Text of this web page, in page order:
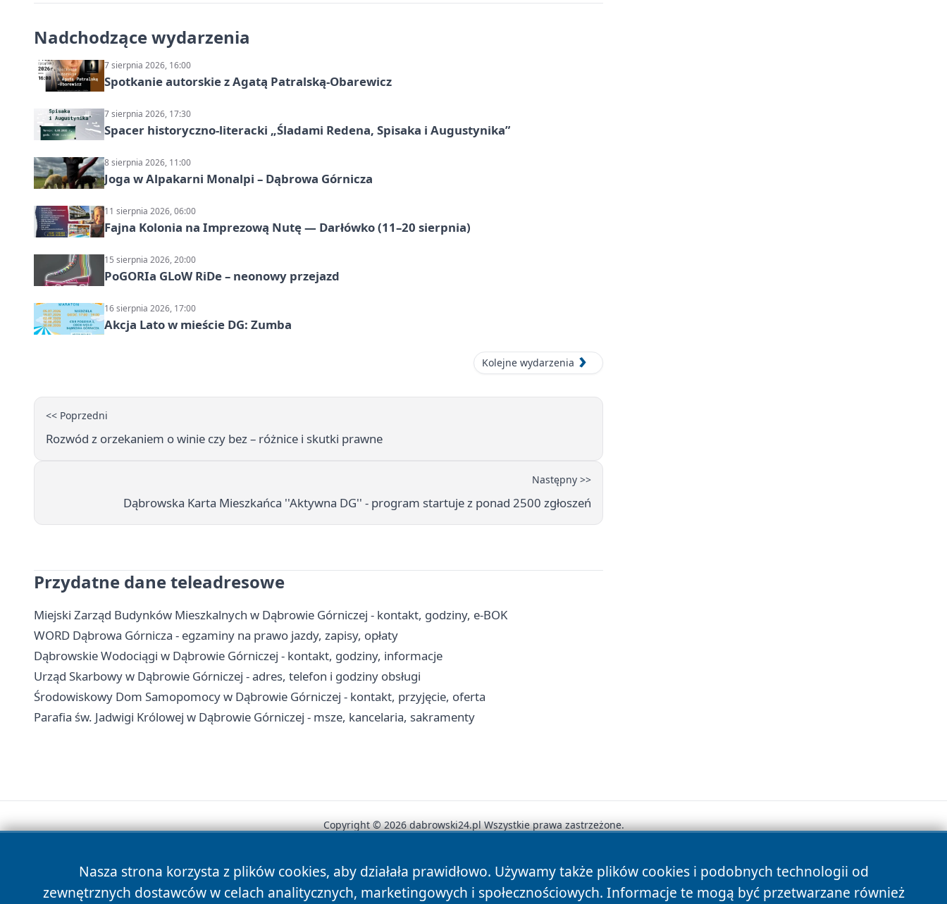
Nadchodzące wydarzenia
7 sierpnia 2026, 16:00
Spotkanie autorskie z Agatą Patralską-Obarewicz
7 sierpnia 2026, 17:30
Spacer historyczno-literacki „Śladami Redena, Spisaka i Augustynika”
8 sierpnia 2026, 11:00
Joga w Alpakarni Monalpi – Dąbrowa Górnicza
11 sierpnia 2026, 06:00
Fajna Kolonia na Imprezową Nutę — Darłówko (11–20 sierpnia)
15 sierpnia 2026, 20:00
PoGORIa GLoW RiDe – neonowy przejazd
16 sierpnia 2026, 17:00
Akcja Lato w mieście DG: Zumba
Kolejne wydarzenia
<< Poprzedni
Rozwód z orzekaniem o winie czy bez – różnice i skutki prawne
Następny >>
Dąbrowska Karta Mieszkańca ''Aktywna DG'' - program startuje z ponad 2500 zgłoszeń
Przydatne dane teleadresowe
Miejski Zarząd Budynków Mieszkalnych w Dąbrowie Górniczej - kontakt, godziny, e-BOK
WORD Dąbrowa Górnicza - egzaminy na prawo jazdy, zapisy, opłaty
Dąbrowskie Wodociągi w Dąbrowie Górniczej - kontakt, godziny, informacje
Urząd Skarbowy w Dąbrowie Górniczej - adres, telefon i godziny obsługi
Środowiskowy Dom Samopomocy w Dąbrowie Górniczej - kontakt, przyjęcie, oferta
Parafia św. Jadwigi Królowej w Dąbrowie Górniczej - msze, kancelaria, sakramenty
Nasza strona korzysta z plików cookies, aby działała prawidłowo. Używamy także plików cookies i podobnych technologii od
zewnętrznych dostawców w celach analitycznych, marketingowych i społecznościowych. Informacje te mogą być przetwarzane również
Copyright © 2026 dabrowski24.pl Wszystkie prawa zastrzeżone.
News Autorzy Polityka Prywatności Polityka Cookies